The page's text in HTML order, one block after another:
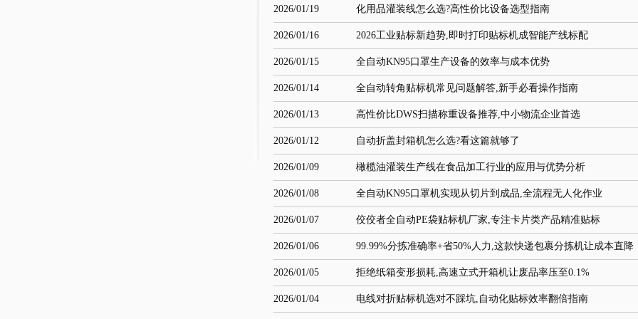
2026/01/19 化用品灌装线怎么选?高性价比设备选型指南
2026/01/16 2026工业贴标新趋势,即时打印贴标机成智能产线标配
2026/01/15 全自动KN95口罩生产设备的效率与成本优势
2026/01/14 全自动转角贴标机常见问题解答,新手必看操作指南
2026/01/13 高性价比DWS扫描称重设备推荐,中小物流企业首选
2026/01/12 自动折盖封箱机怎么选?看这篇就够了
2026/01/09 橄榄油灌装生产线在食品加工行业的应用与优势分析
2026/01/08 全自动KN95口罩机实现从切片到成品,全流程无人化作业
2026/01/07 佼佼者全自动PE袋贴标机厂家,专注卡片类产品精准贴标
2026/01/06 99.99%分拣准确率+省50%人力,这款快递包裹分拣机让成本直降
2026/01/05 拒绝纸箱变形损耗,高速立式开箱机让废品率压至0.1%
2026/01/04 电线对折贴标机选对不踩坑,自动化贴标效率翻倍指南